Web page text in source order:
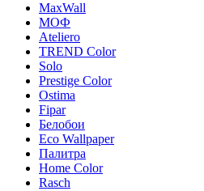
MaxWall
МОФ
Ateliero
TREND Color
Solo
Prestige Color
Ostima
Fipar
Белобои
Eco Wallpaper
Палитра
Home Color
Rasch